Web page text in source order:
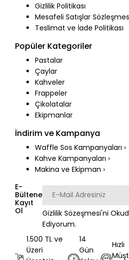
Gizlilik Politikası
Mesafeli Satışlar
Teslimat ve İade Politikası
Popüler Kategoriler
Pastalar
Çaylar
Kahveler
Frappeler
Çikolatalar
Ekipmanlar
İndirim ve Kampanya
Waffle Sos Kampanyaları ›
Kahve Kampanyaları ›
Makina ve Ekipman ›
E-
Bültene
Kayıt
Ol
Gizlilik Sözeşmesi'ni
Ediyorum.
1.500 TL ve
Üzeri
14
Gün
Hızlı